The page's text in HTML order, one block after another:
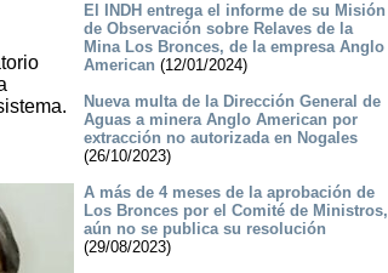
El INDH entrega el informe de su Misión
de Observación sobre Relaves de la
Mina Los Bronces, de la empresa Anglo
American (12/01/2024)
Nueva multa de la Dirección General de
Aguas a minera Anglo American por
extracción no autorizada en Nogales
(26/10/2023)
A más de 4 meses de la aprobación de
Los Bronces por el Comité de Ministros,
aún no se publica su resolución
(29/08/2023)